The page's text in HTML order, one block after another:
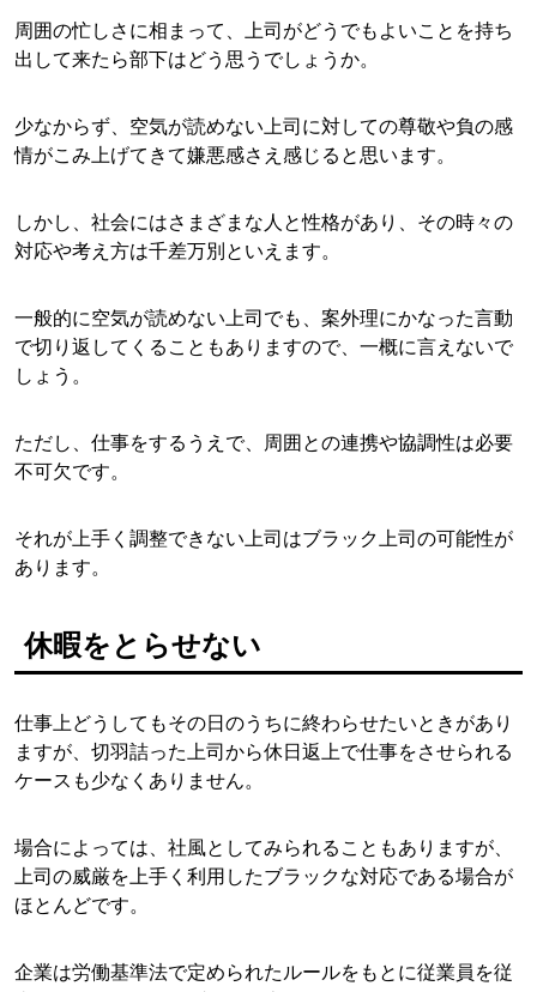
周囲の忙しさに相まって、上司がどうでもよいことを持ち
出して来たら部下はどう思うでしょうか。
少なからず、空気が読めない上司に対しての尊敬や負の感
情がこみ上げてきて嫌悪感さえ感じると思います。
しかし、社会にはさまざまな人と性格があり、その時々の
対応や考え方は千差万別といえます。
一般的に空気が読めない上司でも、案外理にかなった言動
で切り返してくることもありますので、一概に言えないで
しょう。
ただし、仕事をするうえで、周囲との連携や協調性は必要
不可欠です。
それが上手く調整できない上司はブラック上司の可能性が
あります。
休暇をとらせない
仕事上どうしてもその日のうちに終わらせたいときがあり
ますが、切羽詰った上司から休日返上で仕事をさせられる
ケースも少なくありません。
場合によっては、社風としてみられることもありますが、
上司の威厳を上手く利用したブラックな対応である場合が
ほとんどです。
企業は労働基準法で定められたルールをもとに従業員を従